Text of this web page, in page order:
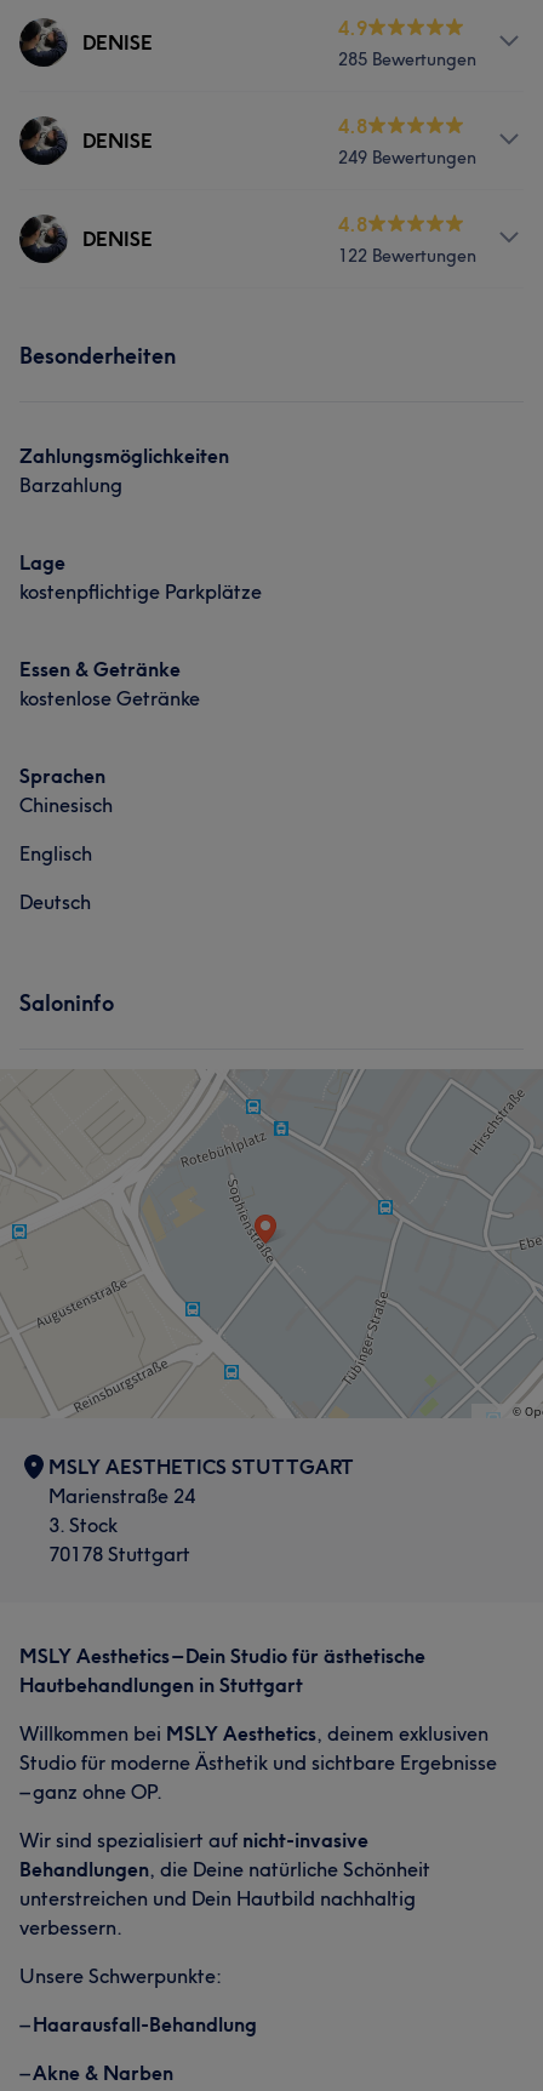
DENISE
4.9
285 Bewertungen
Services
DENISE
4.8
249 Bewertungen
Services
DENISE
4.8
122 Bewertungen
Besonderheiten
Zahlungsmöglichkeiten
Barzahlung
Lage
kostenpflichtige Parkplätze
Essen & Getränke
kostenlose Getränke
Sprachen
Chinesisch
Englisch
Deutsch
Saloninfo
MSLY AESTHETICS STUTTGART
Marienstraße 24
3. Stock
70178 Stuttgart
MSLY Aesthetics – Dein Studio für ästhetische
Hautbehandlungen in Stuttgart
Willkommen bei MSLY Aesthetics, deinem exklusiven
Studio für moderne Ästhetik und sichtbare Ergebnisse
– ganz ohne OP.
Wir sind spezialisiert auf nicht-invasive
Behandlungen, die Deine natürliche Schönheit
unterstreichen und Dein Hautbild nachhaltig
verbessern.
Unsere Schwerpunkte:
–Haarausfall-Behandlung
–Akne & Narben